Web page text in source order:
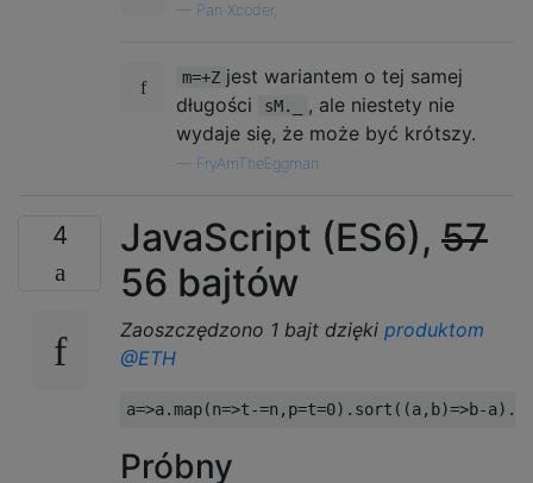
Pan Xcoder,
m=+Z jest wariantem o tej samej
długości
sM._
, ale niestety nie
wydaje się, że może być krótszy.
FryAmTheEggman
4 JavaScript (ES6), 57
56 bajtów
Zaoszczędzono 1 bajt dzięki produktom
@ETH
a=>a.map(n=>t-=n , p=t=0). sort ((a, b)=>b-a).
Próbny